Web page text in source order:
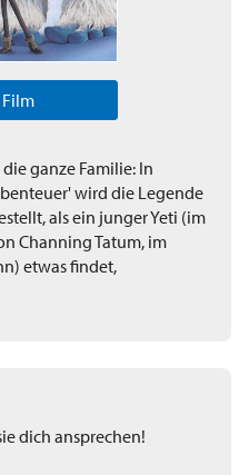
ganze Familie: In
wird die Legende
als ein junger Yeti (im
Channing Tatum, im
etwas findet,
dich ansprechen!